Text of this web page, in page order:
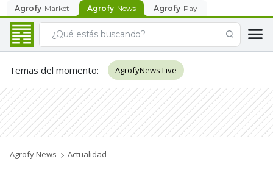
Agrofy Market Agrofy News Agrofy Pay
Temas del momento: AgrofyNews Live
Agrofy News Actualidad